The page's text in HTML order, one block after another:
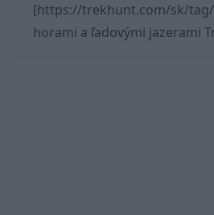
[https://trekhunt.com/sk/
horami a ľadovými jazerami Triglavského